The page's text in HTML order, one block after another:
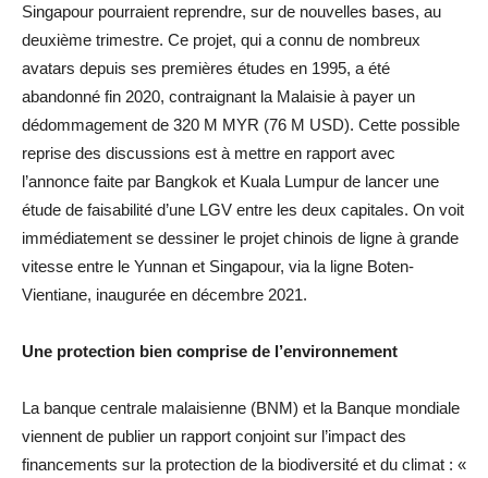
Singapour pourraient reprendre, sur de nouvelles bases, au
deuxième trimestre. Ce projet, qui a connu de nombreux
avatars depuis ses premières études en 1995, a été
abandonné fin 2020, contraignant la Malaisie à payer un
dédommagement de 320 M MYR (76 M USD). Cette possible
reprise des discussions est à mettre en rapport avec
l’annonce faite par Bangkok et Kuala Lumpur de lancer une
étude de faisabilité d’une LGV entre les deux capitales. On voit
immédiatement se dessiner le projet chinois de ligne à grande
vitesse entre le Yunnan et Singapour, via la ligne Boten-
Vientiane, inaugurée en décembre 2021.
Une protection bien comprise de l’environnement
La banque centrale malaisienne (BNM) et la Banque mondiale
viennent de publier un rapport conjoint sur l’impact des
financements sur la protection de la biodiversité et du climat : «